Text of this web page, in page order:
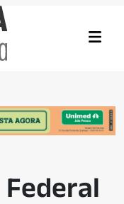
Federal